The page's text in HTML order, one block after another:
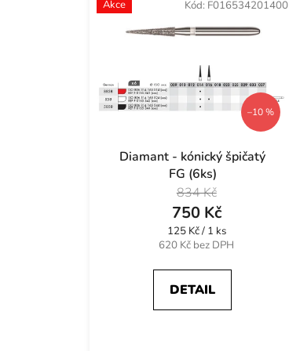
Akce
–10 %
Diamant - kónický špičatý
FG (6ks)
620 Kč bez DPH
750 Kč
834 Kč
Měrná
cena:
125 Kč / 1 ks
DETAIL
Kód: F016534201400